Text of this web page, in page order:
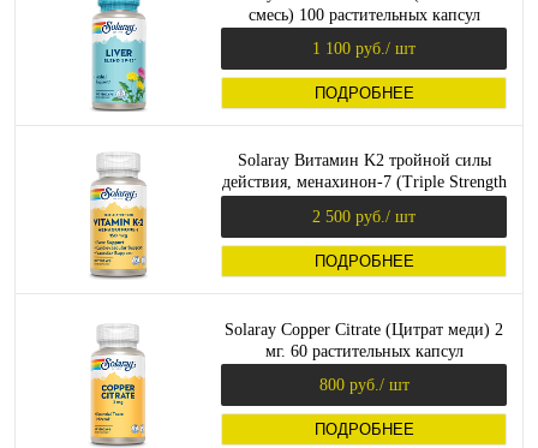
смесь) 100 растительных капсул
1 100 руб. / шт
ПОДРОБНЕЕ
Solaray Витамин K2 тройной силы
действия, менахинон-7 (Triple Strength
30 растительных капсул
2 500 руб. / шт
ПОДРОБНЕЕ
Solaray Copper Citrate (Цитрат меди) 2
мг. 60 растительных капсул
800 руб. / шт
ПОДРОБНЕЕ